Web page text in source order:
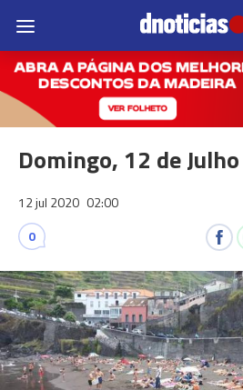
Domingo, 12 de
12 jul 2020 02:00
0